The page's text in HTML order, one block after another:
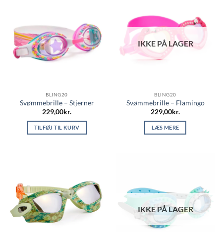
BLING20
Svømmebrille – Stjerner
229,00kr.
TILFØJ TIL KURV
IKKE PÅ LAGER
BLING20
Svømmebrille – Flamingo
229,00kr.
LÆS MERE
IKKE PÅ LAGER